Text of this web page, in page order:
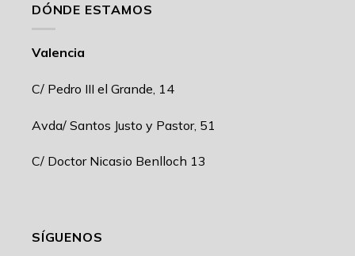
DÓNDE ESTAMOS
Valencia
C/ Pedro III el Grande, 14
Avda/ Santos Justo y Pastor, 51
C/ Doctor Nicasio Benlloch 13
SÍGUENOS